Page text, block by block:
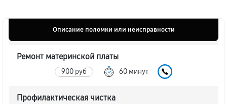
Описание поломки или неисправности
Ремонт материнской платы
900 руб 60 минут
Профилактическая чистка